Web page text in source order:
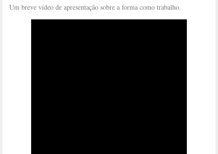
Um breve vídeo de apresentação sobre a forma como trabalho.